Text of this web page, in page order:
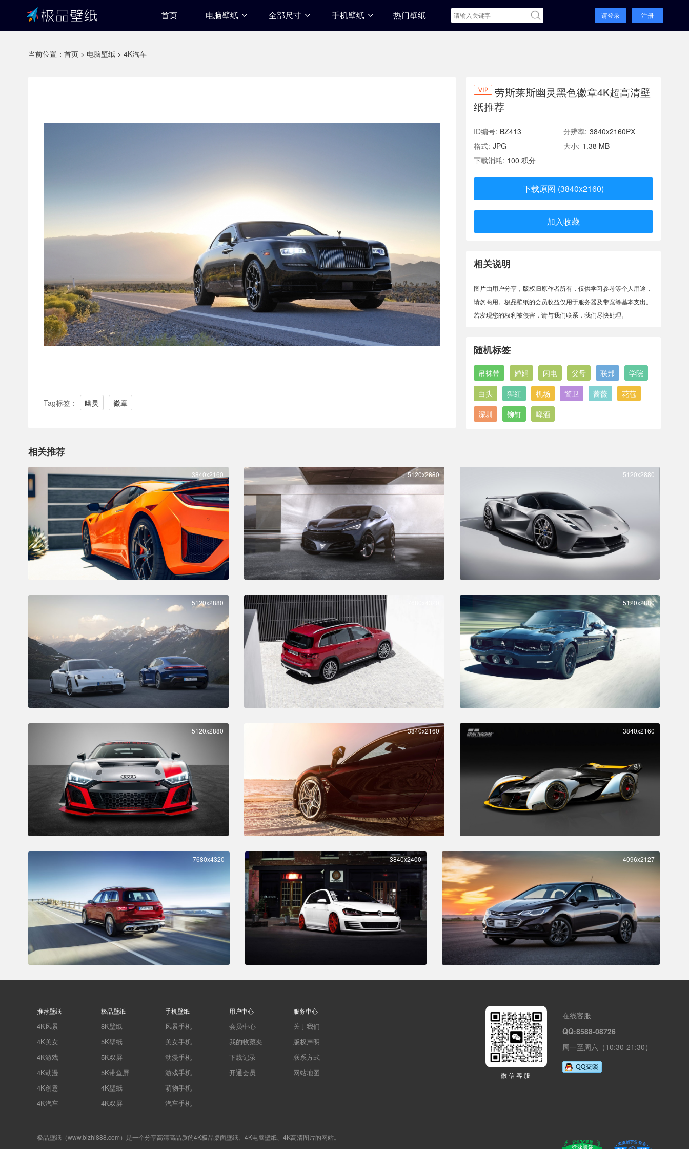
首页 电脑壁纸 全部尺寸 手机壁纸 热门壁纸 注册
请登录
当前位置： 首页 > 电脑壁纸 > 4K汽车
Tag标签： 幽灵 徽章
劳斯莱斯幽灵黑色徽章4K超高清壁
纸推荐
ID编号: BZ413 分辨率: 3840x2160PX
格式: JPG 大小: 1.38 MB
下载消耗: 100 积分
下载原图 (3840x2160)
加入收藏
相关说明
图片由用户分享，版权归原作者所有，仅供学习参考等个人用途，
请勿商用。极品壁纸的会员收益仅用于服务器及带宽等基本支出。
若发现您的权利被侵害，请与我们联系，我们尽快处理。
随机标签
吊袜带 婵娟 闪电 父母 联邦
学院
白头
猩红 机场 警卫 蔷薇
花苞
深圳
铆钉 啤酒
相关推荐
3840x2160 5120x2880 5120x2880
5120x2880 5120x2880
5120x2880 3840x2160 3840x2160
7680x4320 3840x2400 4096x2127
推荐壁纸
4K风景
4K美女
4K游戏
4K动漫
4K创意
4K汽车
极品壁纸
8K壁纸
5K壁纸
5K双屏
5K带鱼屏
4K壁纸
4K双屏
手机壁纸
风景手机
美女手机
动漫手机
游戏手机
萌物手机
汽车手机
用户中心
会员中心
我的收藏夹
下载记录
开通会员
服务中心
关于我们
版权声明
联系方式
网站地图
微信客服
在线客服
QQ:8588-08726
周一至周六（10:30-21:30）
极品壁纸（www.bizhi888.com）是一个分享高清高品质的4K极品桌面壁纸、4K电脑壁纸、4K高清图片的网站。